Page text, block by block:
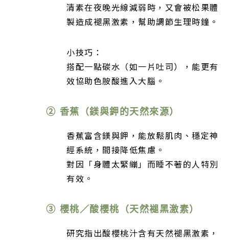
清素在夜晚光線減弱時，又會被松果體
製造成褪黑激素，幫助調節生理時鐘。
小技巧：
搭配一點碳水（如一片吐司），能更有
效協助色胺酸進入大腦。
② 香蕉（鎂與鉀的天然來源）
香蕉富含鎂與鉀，能放鬆肌肉、穩定神
經系統，間接降低焦慮。
對因「身體太緊繃」而睡不著的人特別
有效。
③ 櫻桃／酸櫻桃（天然褪黑激素）
研究指出酸櫻桃汁含有天然褪黑激素，